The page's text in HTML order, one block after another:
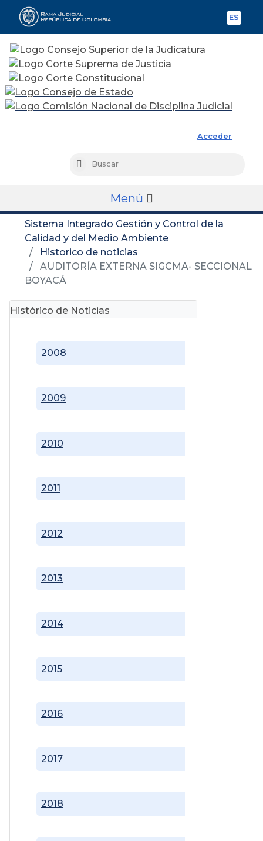
ES
Acceder
Buscar
Menú
Sistema Integrado Gestión y Control de la
Calidad y del Medio Ambiente
Historico de noticias
AUDITORÍA EXTERNA SIGCMA- SECCIONAL
BOYACÁ
Histórico de Noticias
2008
2009
2010
2011
2012
2013
2014
2015
2016
2017
2018